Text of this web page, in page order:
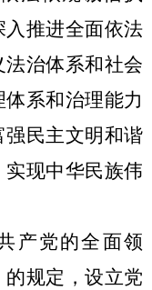
入推进全面依法
治体系和社会
系和治理能力
民主文明和谐
现中华民族伟
产党的全面领
规定，设立党